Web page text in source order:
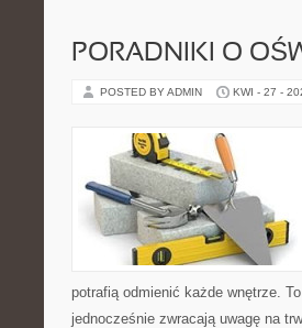
PORADNIKI O
POSTED BY ADMIN KWI - 27 -
potrafią odmienić każde wnętrze.
jednocześnie zwracają uwagę na